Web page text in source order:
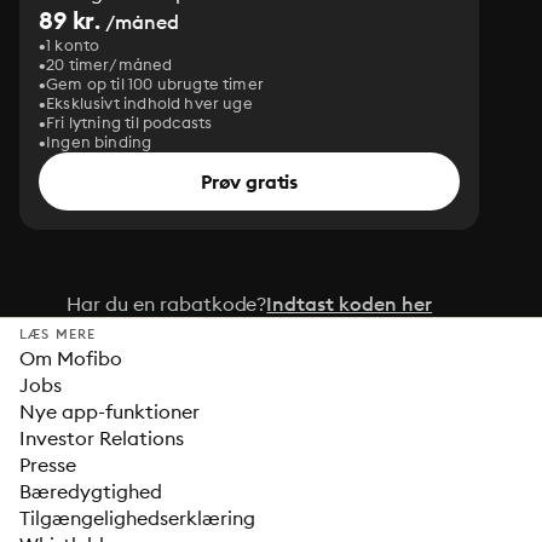
89 kr. /måned
1 konto
20 timer/måned
Gem op til 100 ubrugte timer
Eksklusivt indhold hver uge
Fri lytning til podcasts
Ingen binding
Prøv gratis
Har du en rabatkode?Indtast koden her
LÆS MERE
Om Mofibo
Jobs
Nye app-funktioner
Investor Relations
Presse
Bæredygtighed
Tilgængelighedserklæring